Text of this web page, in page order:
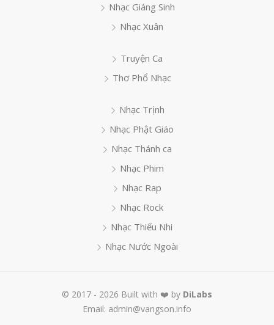
Nhạc Giáng Sinh
Nhạc Xuân
Truyện Ca
Thơ Phổ Nhạc
Nhạc Trịnh
Nhạc Phật Giáo
Nhạc Thánh ca
Nhạc Phim
Nhạc Rap
Nhạc Rock
Nhạc Thiếu Nhi
Nhạc Nước Ngoài
© 2017 - 2026 Built with ❤️ by DiLabs
Email: admin@vangson.info